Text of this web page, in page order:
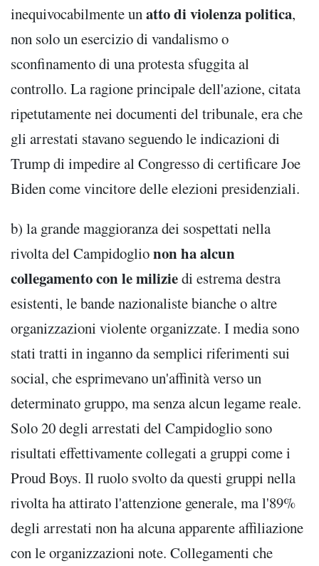
inequivocabilmente unatto di violenza politica,
non solo un esercizio di vandalismo o
sconfinamento di una protesta sfuggita al
controllo. La ragione principale dell'azione, citata
ripetutamente nei documenti del tribunale, era che
gli arrestati stavano seguendo le indicazioni di
Trump di impedire al Congresso di certificare Joe
Biden come vincitore delle elezioni presidenziali.
b) la grande maggioranza dei sospettati nella
rivolta del Campidoglionon ha alcun
collegamento con le miliziedi estrema destra
esistenti, le bande nazionaliste bianche o altre
organizzazioni violente organizzate. I media sono
stati tratti in inganno da semplici riferimenti sui
social, che esprimevano un'affinità verso un
determinato gruppo, ma senza alcun legame reale.
Solo 20 degli arrestati del Campidoglio sono
risultati effettivamente collegati a gruppi come i
Proud Boys. Il ruolo svolto da questi gruppi nella
rivolta ha attirato l'attenzione generale, ma l'89%
degli arrestati non ha alcuna apparente affiliazione
con le organizzazioni note. Collegamenti che